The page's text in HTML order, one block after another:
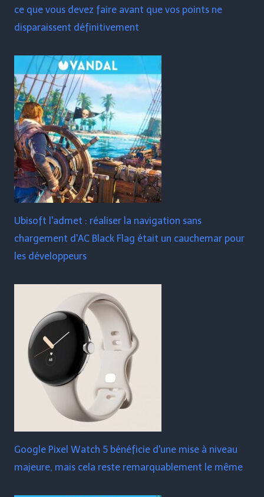
ce que vous devez faire avant que vos points ne
disparaissent définitivement
Ubisoft l'admet : réaliser la navigation sans
chargement d'AC Black Flag était un cauchemar pour
les développeurs
Google Pixel Watch 5 bénéficie d'une mise à niveau
majeure, mais cela reste remarquablement le même